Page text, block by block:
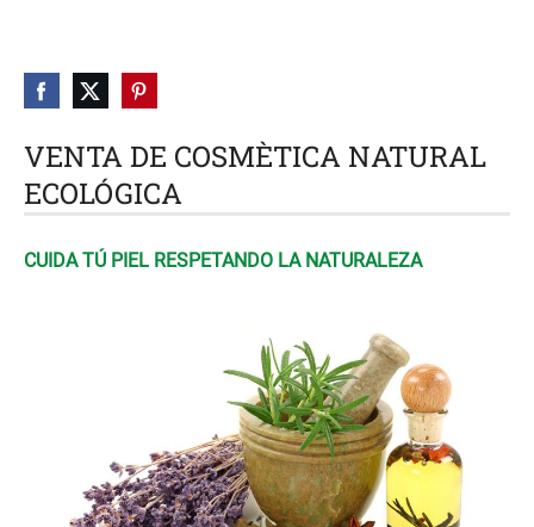
VENTA DE COSMÈTICA NATURAL
ECOLÓGICA
CUIDA TÚ PIEL RESPETANDO LA NATURALEZA